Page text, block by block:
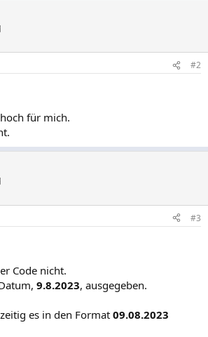
#2
für mich.
#3
Code nicht.
9.8.2023, ausgegeben.
es in den Format 09.08.2023